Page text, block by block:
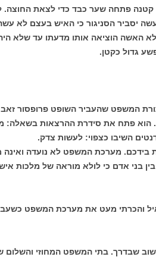
קטנה פתחה שער כבד כדי לצאת החוצה.
יסביר הסניגור כי האיש בעצם לא
האשה הוציאה אותו מדעתו עד שלא
גדול כקטן.
המשפט שהעביר השופט פרופסור
הוא פתח את סידרת ההרצאות בשאלה:
השיבו כצפוי: לעשות צדק.
בידכם. מערכת המשפט לא נועדה ואינה
בני אדם כי לולא מוראה של מלכות
והכרתי מעט את מערכת המשפט
שבדרך. בתי המשפט המחוזי והשלום